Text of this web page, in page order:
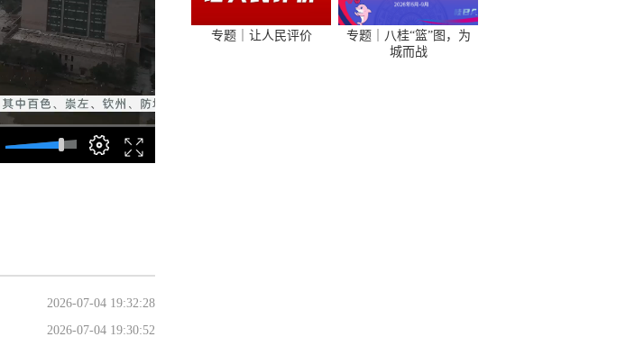
2026-07-04 19:32:28
2026-07-04 19:30:52
专题｜让人民评价
专题｜八桂“篮”图，为
城而战